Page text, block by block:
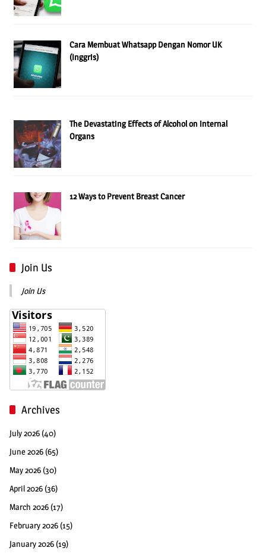
Cara Membuat Whatsapp Dengan Nomor UK
(Inggris)
The Devastating Effects of Alcohol on Internal
Organs
12 Ways to Prevent Breast Cancer
Join Us
Join Us
Archives
July 2026 (40)
June 2026 (65)
May 2026 (30)
April 2026 (36)
March 2026 (17)
February 2026 (15)
January 2026 (19)